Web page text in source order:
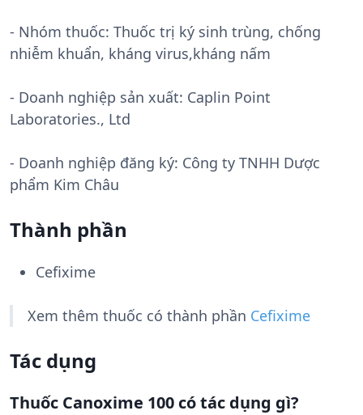
- Nhóm thuốc: Thuốc trị ký sinh trùng, chống
nhiễm khuẩn, kháng virus,kháng nấm
- Doanh nghiệp sản xuất: Caplin Point
Laboratories., Ltd
- Doanh nghiệp đăng ký: Công ty TNHH Dược
phẩm Kim Châu
Thành phần
Cefixime
Xem thêm thuốc có thành phần Cefixime
Tác dụng
Thuốc Canoxime 100 có tác dụng gì?